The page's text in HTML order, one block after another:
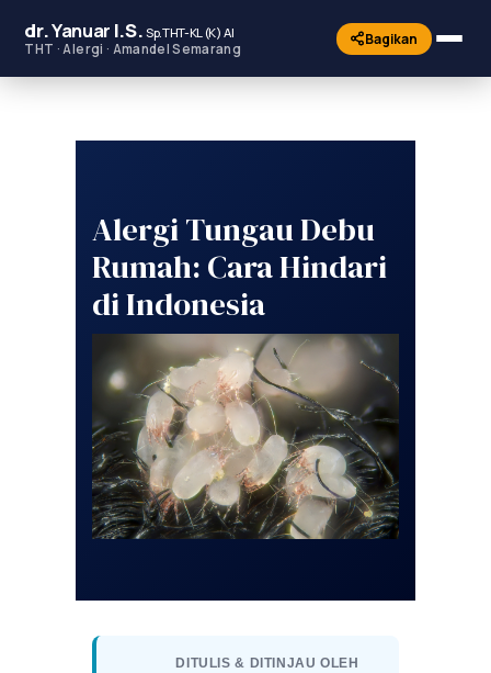
dr.Yanuar I.S.Sp.THT-KL (K) AI
THT · Alergi · Amandel Semarang
Bagikan
Alergi Tungau Debu
Rumah: Cara Hindari
di Indonesia
DITULIS & DITINJAU OLEH